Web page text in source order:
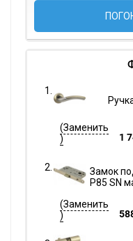
1
Замок
P85 SN